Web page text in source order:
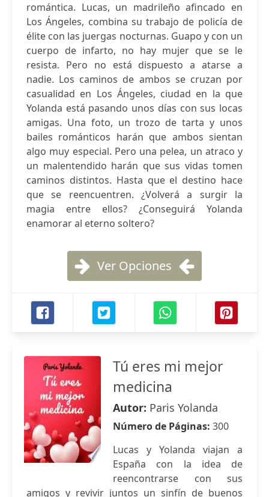
romántica. Lucas, un madrileño afincado en
Los Ángeles, combina su trabajo de policía de
élite con las juergas nocturnas. Guapo y con un
cuerpo de infarto, no hay mujer que se le
resista. Pero no está dispuesto a atarse a
nadie. Los caminos de ambos se cruzan por
casualidad en Los Ángeles, ciudad en la que
Yolanda está pasando unos días con sus locas
amigas. Una foto, un trozo de tarta y unos
bailes románticos harán que ambos sientan
algo muy especial. Pero una pelea, un atraco y
un malentendido harán que sus vidas tomen
caminos distintos. Hasta que el destino hace
que se reencuentren. ¿Volverá a surgir la
magia entre ellos? ¿Conseguirá Yolanda
enamorar al eterno soltero?
Ver Opciones
Tú eres mi mejor
medicina
Autor: Paris Yolanda
Número de Páginas: 300
Lucas y Yolanda viajan a
España con la idea de
reencontrarse con sus
amigos y revivir juntos un sinfín de buenos